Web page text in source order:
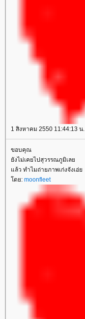
1 สิงหาคม 2550 11:44:13 น.
ขอบคุณ
ังไม่เคยไปสุวรรณภูมิเล
ล้ว ทำไมถ่ายภาพเก่งจังเอ่
ดย: moonfleet